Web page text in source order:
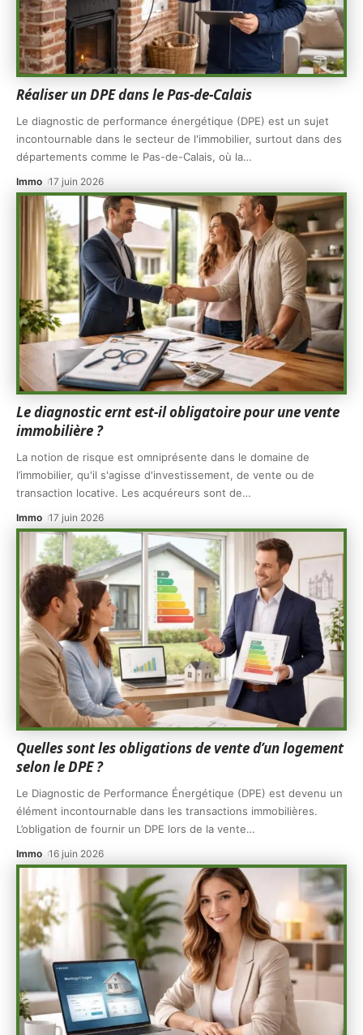
Réaliser un DPE dans le Pas-de-Calais
Le diagnostic de performance énergétique (DPE) est un sujet
incontournable dans le secteur de l'immobilier, surtout dans des
départements comme le Pas-de-Calais, où la…
Immo 17 juin 2026
Le diagnostic ernt est-il obligatoire pour une vente
immobilière ?
La notion de risque est omniprésente dans le domaine de
l’immobilier, qu'il s'agisse d'investissement, de vente ou de
transaction locative. Les acquéreurs sont de…
Immo 17 juin 2026
Quelles sont les obligations de vente d’un logement
selon le DPE ?
Le Diagnostic de Performance Énergétique (DPE) est devenu un
élément incontournable dans les transactions immobilières.
L’obligation de fournir un DPE lors de la vente…
Immo 16 juin 2026